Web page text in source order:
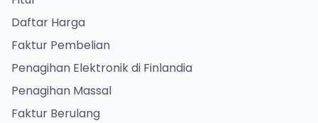
Daftar Harga
Faktur Pembelian
Penagihan Elektronik di Finlandia
Penagihan Massal
Faktur Berulang